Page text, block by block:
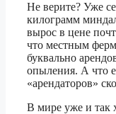
Не верите? Уже
килограмм
вырос в цене
что местным
буквально
опыления. А что
«арендаторов»
В мире уже и так